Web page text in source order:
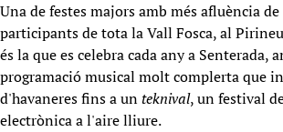
Una de festes majors amb més afluència
participants de tota la Vall Fosca, al
és la que es celebra cada any a Senterada,
programació musical molt complerta que
d'havaneres fins a unteknival, un festival
electrònica a l'aire lliure.